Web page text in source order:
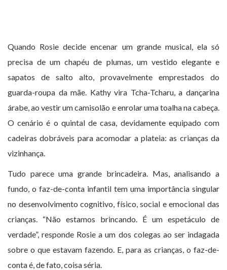
Quando Rosie decide encenar um grande musical, ela só
precisa de um chapéu de plumas, um vestido elegante e
sapatos de salto alto, provavelmente emprestados do
guarda-roupa da mãe. Kathy vira Tcha-Tcharu, a dançarina
árabe, ao vestir um camisolão e enrolar uma toalha na cabeça.
O cenário é o quintal de casa, devidamente equipado com
cadeiras dobráveis para acomodar a plateia: as crianças da
vizinhança.
Tudo parece uma grande brincadeira. Mas, analisando a
fundo, o faz-de-conta infantil tem uma importância singular
no desenvolvimento cognitivo, físico, social e emocional das
crianças. “Não estamos brincando. É um espetáculo de
verdade”, responde Rosie a um dos colegas ao ser indagada
sobre o que estavam fazendo. E, para as crianças, o faz-de-
conta é, de fato, coisa séria.